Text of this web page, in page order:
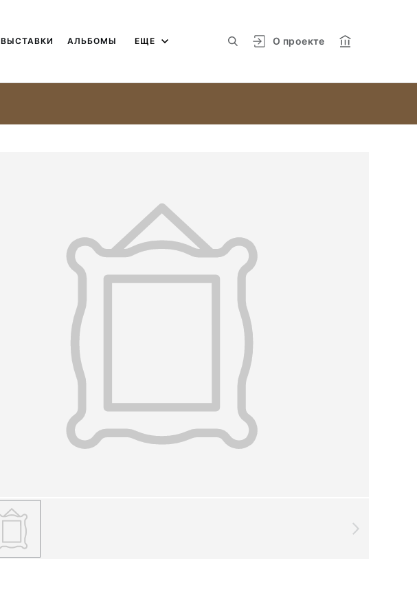
О проекте
ВЫСТАВКИ АЛЬБОМЫ ЕЩЕ